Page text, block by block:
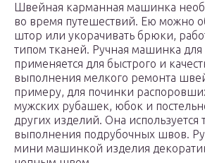
Швейная карманная машинка
во время путешествий. Ею можно
штор или укорачивать брюки,
типом тканей. Ручная машинка
применяется для быстрого и
выполнения мелкого ремонта
примеру, для починки
мужских рубашек, юбок и
других изделий. Она используется
выполнения подрубочных швов.
мини машинкой изделия